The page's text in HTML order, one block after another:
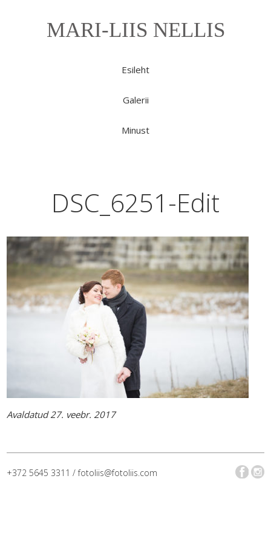
MARI-LIIS NELLIS
Esileht
Galerii
Minust
DSC_6251-Edit
Avaldatud 27. veebr. 2017
+372 5645 3311 / fotoliis@fotoliis.com